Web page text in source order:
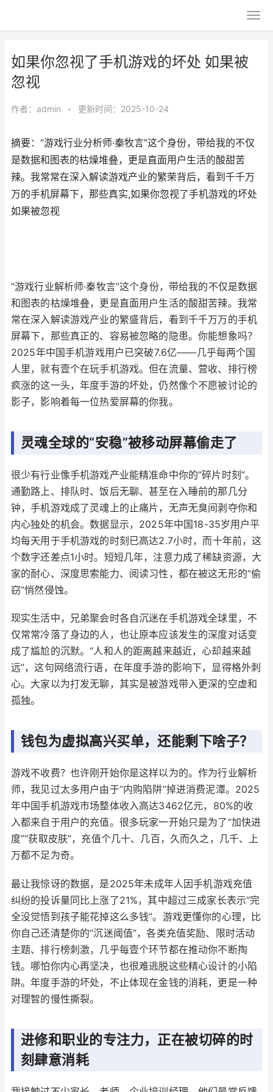
如果你忽视了手机游戏的坏处 如果被
忽视
作者： admin • 更新时间：2025-10-24
摘要：“游戏行业分析师·秦牧言”这个身份，带给我的不仅
是数据和图表的枯燥堆叠，更是直面用户生活的酸甜苦
辣。我常常在深入解读游戏产业的繁荣背后，看到千千万
万的手机屏幕下，那些真实,如果你忽视了手机游戏的坏处
如果被忽视
“游戏行业解析师·秦牧言”这个身份，带给我的不仅是数据
和图表的枯燥堆叠，更是直面用户生活的酸甜苦辣。我常
常在深入解读游戏产业的繁盛背后，看到千千万万的手机
屏幕下，那些真正的、容易被忽略的隐患。你能想象吗？
2025年中国手机游戏用户已突破7.6亿——几乎每两个国
人里，就有壹个在玩手机游戏。但在流量、营收、排行榜
疯涨的这一头，年度手游的坏处，仍然像个不愿被讨论的
影子，影响着每一位热爱屏幕的你我。
灵魂全球的“安稳”被移动屏幕偷走了
很少有行业像手机游戏产业能精准命中你的“碎片时刻”。
通勤路上、排队时、饭后无聊、甚至在入睡前的那几分
钟，手机游戏成了灵魂上的止痛片，无声无臭间剥夺你和
内心独处的机会。数据显示，2025年中国18-35岁用户平
均每天用于手机游戏的时刻已高达2.7小时，而十年前，这
个数字还差点1小时。短短几年，注意力成了稀缺资源，大
家的耐心、深度思索能力、阅读习性，都在被这无形的“偷
窃”悄然侵蚀。
现实生活中，兄弟聚会时各自沉迷在手机游戏全球里，不
仅常常冷落了身边的人，也让原本应该发生的深度对话变
成了尴尬的沉默。“人和人的距离越来越近，心却越来越
远”，这句网络流行语，在年度手游的影响下，显得格外刺
心。大家以为打发无聊，其实是被游戏带入更深的空虚和
孤独。
钱包为虚拟高兴买单，还能剩下啥子？
游戏不收费？也许刚开始你是这样以为的。作为行业解析
师，我见过太多用户由于“内购陷阱”掉进消费泥潭。2025
年中国手机游戏市场整体收入高达3462亿元，80%的收
入都来自于用户的充值。很多玩家一开始只是为了“加快进
度”“获取皮肤”，充值个几十、几百，久而久之，几千、上
万都不足为奇。
最让我惊讶的数据，是2025年未成年人因手机游戏充值
纠纷的投诉量同比上涨了21%，其中超过三成家长表示“完
全没觉悟到孩子能花掉这么多钱”。游戏更懂你的心理，比
你自己还清楚你的“沉迷阈值”，各类充值奖励、限时活动
主题、排行榜刺激，几乎每壹个环节都在推动你不断掏
钱。哪怕你内心再坚决，也很难逃脱这些精心设计的小陷
阱。年度手游的坏处，不止体现在金钱的消耗，更是一种
对理智的慢性撕裂。
进修和职业的专注力，正在被切碎的时
刻肆意消耗